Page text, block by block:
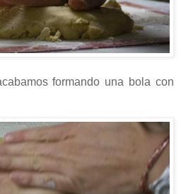
formando una bola con